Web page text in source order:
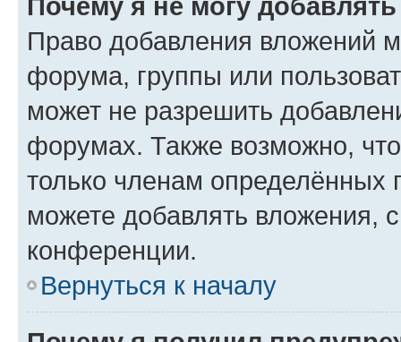
Право добавления вложений
форума, группы или
может не разрешить
форумах. Также возможно,
только членам определённых
можете добавлять вложения,
конференции.
Вернуться к началу